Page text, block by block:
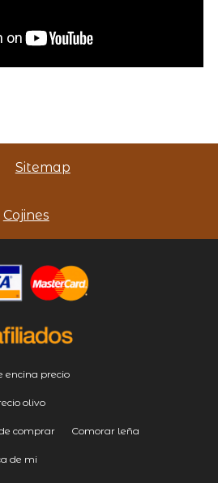
Sitemap
Cojines
encina precio
olivo
comprar Comorar leña
de mi